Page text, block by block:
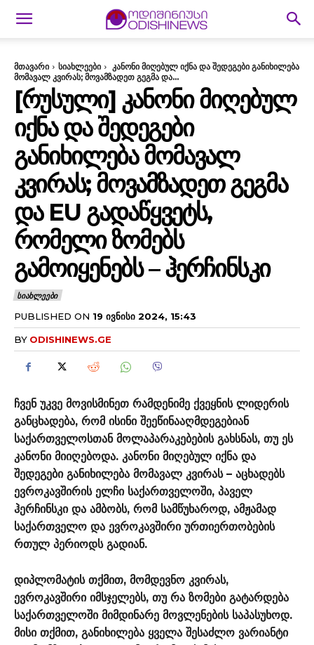
მთავარი სიახლეები
კანონი მიღებულ იქნა და შედეგები განიხილება
მომავალ კვირას; მოვამზადეთ გეგმა და...
[ᲠᲣᲡᲣᲚᲘ] ᲙᲐᲜᲝᲜᲘ ᲛᲘᲦᲔᲑᲣᲚ
ᲘᲥᲜᲐ ᲓᲐ ᲨᲔᲓᲔᲒᲔᲑᲘ
ᲒᲐᲜᲘᲮᲘᲚᲔᲑᲐ ᲛᲝᲛᲐᲕᲐᲚ
ᲙᲕᲘᲠᲐᲡ; ᲛᲝᲕᲐᲛᲖᲐᲓᲔᲗ ᲒᲔᲒᲛᲐ
ᲓᲐ EU ᲒᲐᲓᲐᲬᲧᲕᲔᲢᲡ,
ᲠᲝᲛᲔᲚᲘ ᲖᲝᲛᲔᲑᲡ
ᲒᲐᲛᲝᲘᲧᲔᲜᲔᲑᲡ – ᲰᲔᲠᲩᲘᲜᲡᲙᲘ
ᲡᲘᲐᲮᲚᲔᲔᲑᲘ
PUBLISHED ON 19 ᲘᲕᲜᲘᲡᲘ 2024, 15:43
BY ODISHINEWS.GE
ჩვენ უკვე მოვისმინეთ რამდენიმე ქვეყნის ლიდერის
განცხადება, რომ ისინი შეეწინააღმდეგებიან
საქართველოსთან მოლაპარაკებების გახსნას, თუ ეს
კანონი მიიღებოდა. კანონი მიღებულ იქნა და
შედეგები განიხილება მომავალ კვირას – აცხადებს
ევროკავშირის ელჩი საქართველოში, პაველ
ჰერჩინსკი და ამბობს, რომ სამწუხაროდ, ამჟამად
საქართველო და ევროკავშირი ურთიერთობების
რთულ პერიოდს გადიან.
დიპლომატის თქმით, მომდევნო კვირას,
ევროკავშირი იმსჯელებს, თუ რა ზომები გატარდება
საქართველოში მიმდინარე მოვლენების საპასუხოდ.
მისი თქმით, განიხილება ყველა შესაძლო ვარიანტი